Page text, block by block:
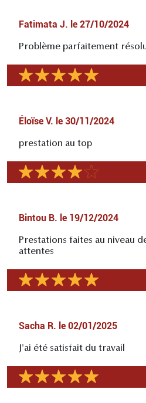
Fatimata J. le 27/10/2024
Problème parfaitement
Éloïse V. le 30/11/2024
prestation au top
Bintou B. le 19/12/2024
Prestations faites au niveau
attentes
Sacha R. le 02/01/2025
J'ai été satisfait du travail